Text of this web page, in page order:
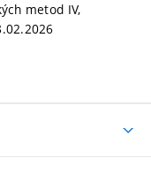
metod IV,